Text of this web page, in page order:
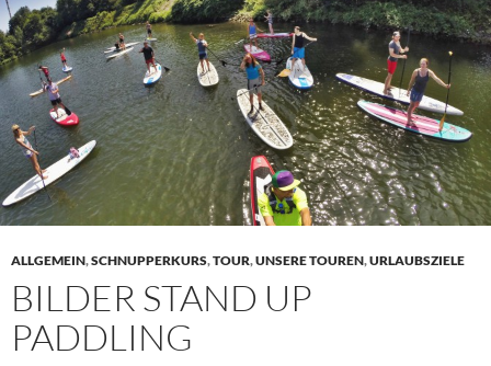
ALLGEMEIN,SCHNUPPERKURS,TOUR,UNSERE TOUREN,URLAUBSZIELE
BILDER STAND UP
PADDLING